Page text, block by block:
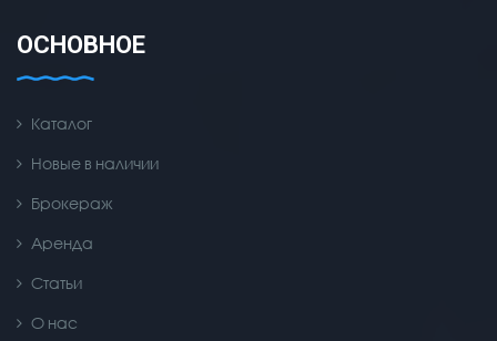
ОСНОВНОЕ
Каталог
Новые в наличии
Брокераж
Аренда
Статьи
О нас